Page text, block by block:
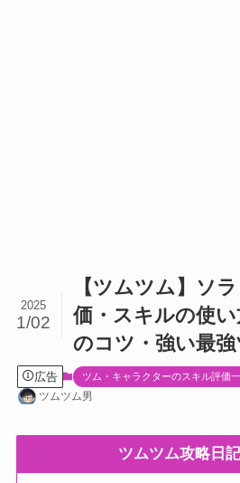
【ツムツム】ソ
価・スキルの使
のコツ・強い最強
2025
1/02
広告 ツム・キャラクターのスキル評価
ツムツム男
ツムツム攻略日